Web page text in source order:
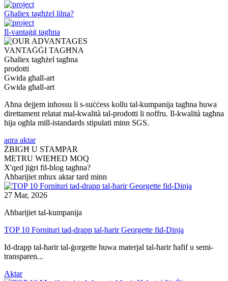
Għaliex tagħżel lilna?
Il-vantaġġ tagħna
VANTAĠĠI TAGĦNA
Għaliex tagħżel tagħna
prodotti
Gwida għall-art
Gwida għall-art
Aħna dejjem inħossu li s-suċċess kollu tal-kumpanija tagħna huwa
direttament relatat mal-kwalità tal-prodotti li noffru. Il-kwalità tagħna
hija ogħla mill-istandards stipulati minn SGS.
aqra aktar
ŻBIGĦ U STAMPAR
METRU WIEĦED MOQ
X'qed jiġri fil-blog tagħna?
Aħbarijiet mhux aktar tard minn
27 Mar, 2026
Aħbarijiet tal-kumpanija
TOP 10 Fornituri tad-drapp tal-ħarir Georgette fid-Dinja
Id-drapp tal-ħarir tal-ġorgette huwa materjal tal-ħarir ħafif u semi-
transparen...
Aktar